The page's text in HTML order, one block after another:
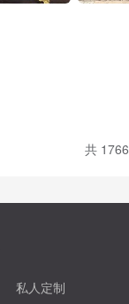
共
私人定制